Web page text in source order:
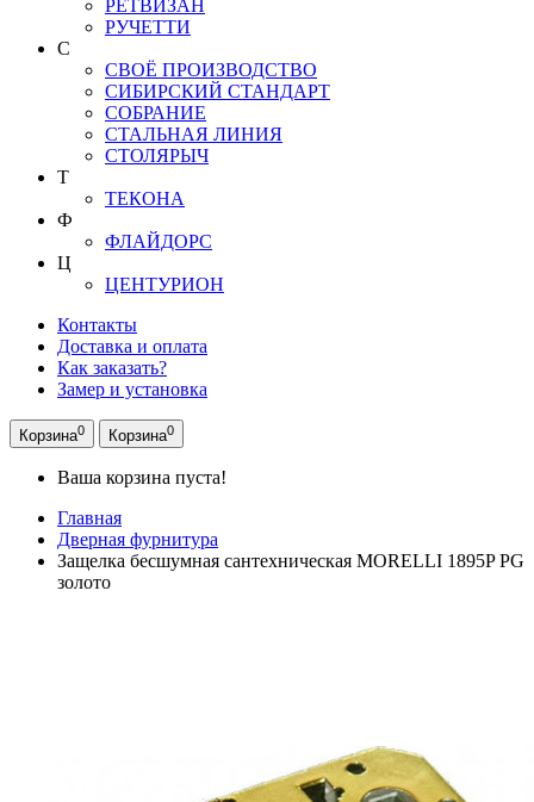
РЕТВИЗАН
РУЧЕТТИ
С
СВОЁ ПРОИЗВОДСТВО
СИБИРСКИЙ СТАНДАРТ
СОБРАНИЕ
СТАЛЬНАЯ ЛИНИЯ
СТОЛЯРЫЧ
Т
ТЕКОНА
Ф
ФЛАЙДОРС
Ц
ЦЕНТУРИОН
Контакты
Доставка и оплата
Как заказать?
Замер и установка
Корзина0 Корзина0
Ваша корзина пуста!
Главная
Дверная фурнитура
Защелка бесшумная сантехническая MORELLI 1895P PG
золото